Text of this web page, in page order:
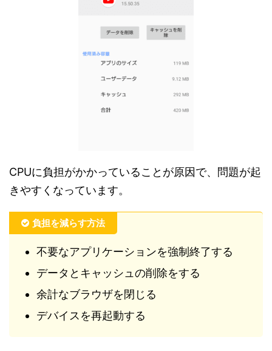
CPUに負担がかかっていることが原因で、問題が起
きやすくなっています。
負担を減らす方法
不要なアプリケーションを強制終了する
データとキャッシュの削除をする
余計なブラウザを閉じる
デバイスを再起動する